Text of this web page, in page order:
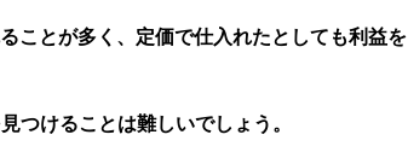
ことが多く、定価で仕入れたとしても利益を
つけることは難しいでしょう。